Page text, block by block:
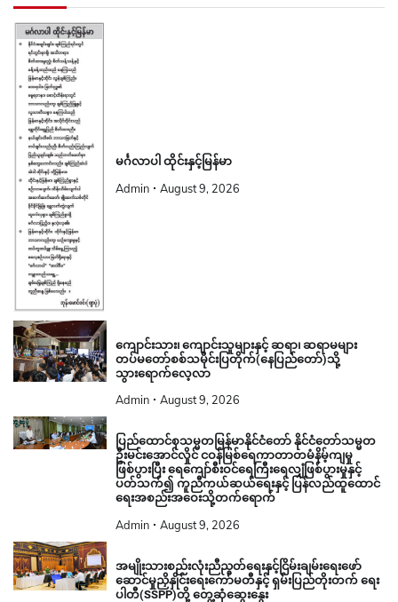
မင်္ဂလာပါ ထိုင်းနှင့်မြန်မာ
Admin August 9, 2026
ကျောင်းသား၊ ကျောင်းသူများနှင့် ဆရာ၊ ဆရာမများ
တပ်မတော်စစ်သမိုင်းပြတိုက်(နေပြည်တော်)သို့
သွားရောက်လေ့လာ
Admin August 9, 2026
ပြည်ထောင်စုသမ္မတမြန်မာနိုင်ငံတော် နိုင်ငံတော်သမ္မတ
ဦးမင်းအောင်လှိုင် ငဝန်မြစ်ရေကာတာတမံနိမ့်ကျမှု
ဖြစ်ပွားပြီး ရေကျော်စီးဝင်ရေကြီးရေလျှံဖြစ်ပွားမှုနှင့်
ပတ်သက်၍ ကူညီကယ်ဆယ်ရေးနှင့် ပြန်လည်ထူထောင်
ရေးအစည်းအဝေးသို့တက်ရောက်
Admin August 9, 2026
အမျိုးသားစည်းလုံးညီညွတ်ရေးနှင့်ငြိမ်းချမ်းရေးဖော်
ဆောင်မှုညှိနှိုင်းရေးကော်မတီနှင့် ရှမ်းပြည်တိုးတက် ရေး
ပါတီ(SSPP)တို့ တွေ့ဆုံဆွေးနွေး